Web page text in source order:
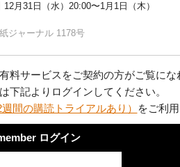
製品価格
海外市況
中国の輸入量
月31日（水）20:00〜1月1日（木）
ジャーナル 1178号
料サービスをご契約の方がご覧にな
下記よりログインしてください。
間の購読トライアルあり） をご利用
ログイン